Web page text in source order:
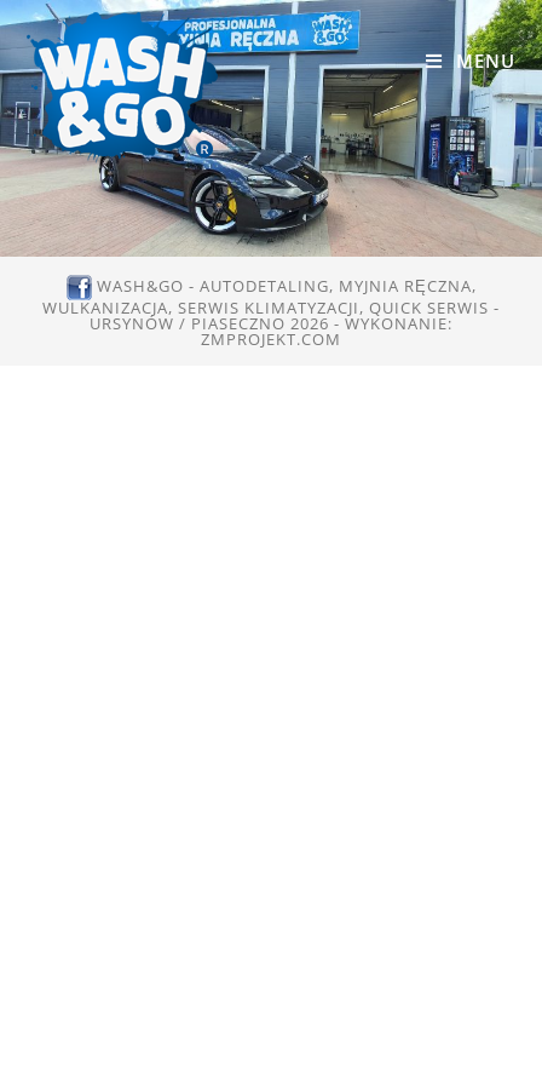
MENU
WASH&GO - AUTODETALING, MYJNIA RĘCZNA,
WULKANIZACJA, SERWIS KLIMATYZACJI, QUICK SERWIS -
URSYNÓW / PIASECZNO 2026 - WYKONANIE:
ZMPROJEKT.COM